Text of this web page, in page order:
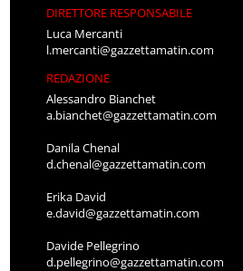
DIRETTORE RESPONSABILE
Luca Mercanti
l.mercanti@gazzettamatin.com
REDAZIONE
Alessandro Bianchet
a.bianchet@gazzettamatin.com
Danila Chenal
d.chenal@gazzettamatin.com
Erika David
e.david@gazzettamatin.com
Davide Pellegrino
d.pellegrino@gazzettamatin.com